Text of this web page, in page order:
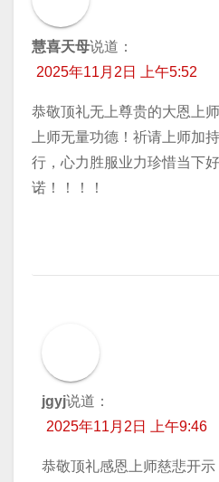
慧喜天母说道：
2025年11月2日 上午5:52
恭敬顶礼无上尊贵的大恩上
上师无量功德！祈请上师加
行，心力胜服业力珍惜当下
诺！！！！
jgyj说道：
2025年11月2日 上午9:46
恭敬顶礼感恩上师慈悲开